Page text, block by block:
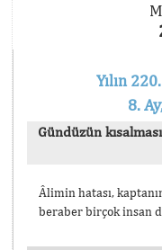
Yılın
8.
Gündüzün
Âlimin hatası,
beraber birçok insan